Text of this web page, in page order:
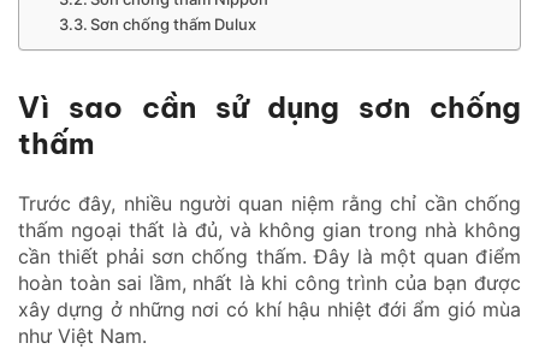
Sơn chống thấm Dulux
Vì sao cần sử dụng sơn chống
thấm
Trước đây, nhiều người quan niệm rằng chỉ cần chống
thấm ngoại thất là đủ, và không gian trong nhà không
cần thiết phải sơn chống thấm. Đây là một quan điểm
hoàn toàn sai lầm, nhất là khi công trình của bạn được
xây dựng ở những nơi có khí hậu nhiệt đới ẩm gió mùa
như Việt Nam.